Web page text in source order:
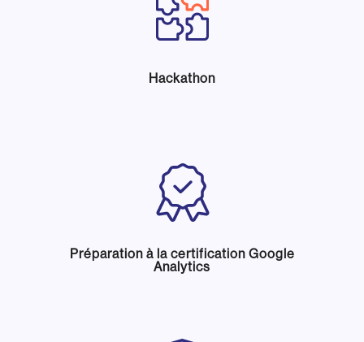
Hackathon
Préparation à la certification Google
Analytics